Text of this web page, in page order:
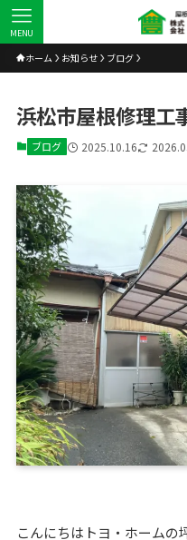
MENU
ホーム お知らせ ブログ
浜松市屋根修理工
ブログ 2025.10.16
こんにちはトヨ・ホームの